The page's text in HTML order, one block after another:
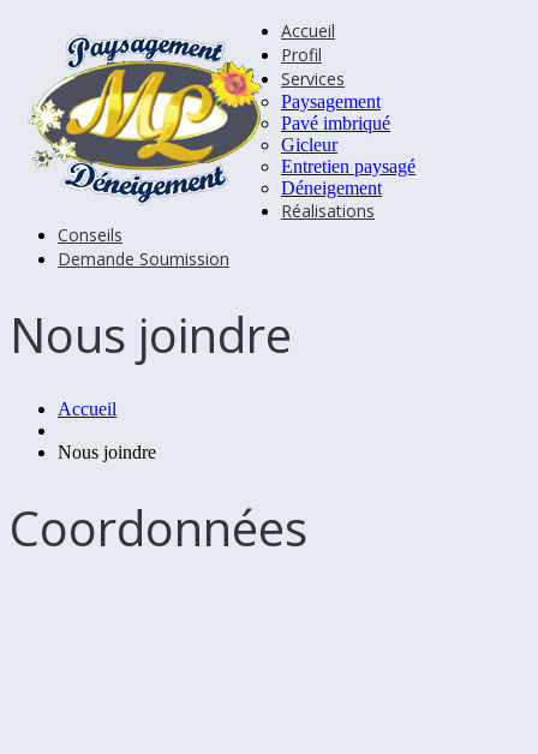
Accueil
Profil
Services
Paysagement
Pavé imbriqué
Gicleur
Entretien paysagé
Déneigement
Réalisations
Conseils
Demande Soumission
Nous joindre
Accueil
Nous joindre
Coordonnées